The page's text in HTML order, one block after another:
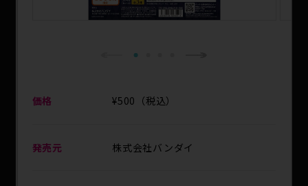
1
価格 ¥500（税込）
発売元 株式会社バンダイ